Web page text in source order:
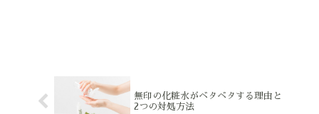
無印の化粧水がベタベタする理由と
2つの対処方法